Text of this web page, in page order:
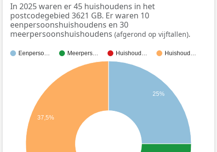
In 2025 waren er 45 huishoudens in het
postcodegebied 3621 GB. Er waren 10
eenpersoonshuishoudens en 30
meerpersoonshuishoudens (afgerond op vijftallen).
Eenperso… Meerpers… Huishoud… Huishoud…
25%
37,5%